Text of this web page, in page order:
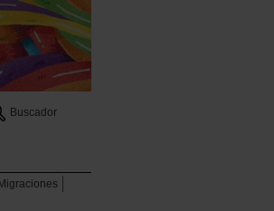
Buscador
Migraciones